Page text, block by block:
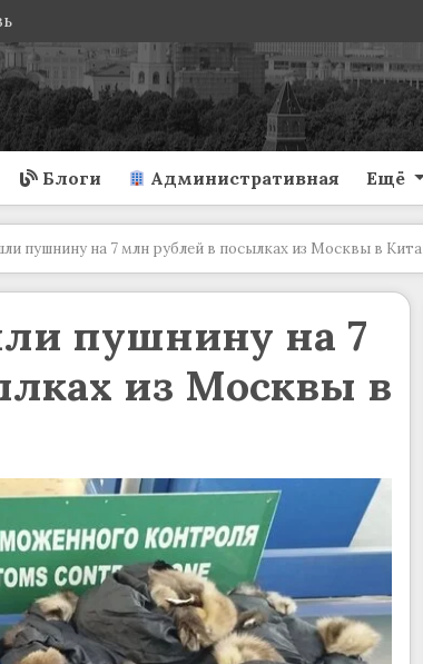
Блоги Административная Ещё
пушнину на 7 млн рублей в посылках из Москвы в
пушнину на 7
из Москвы в